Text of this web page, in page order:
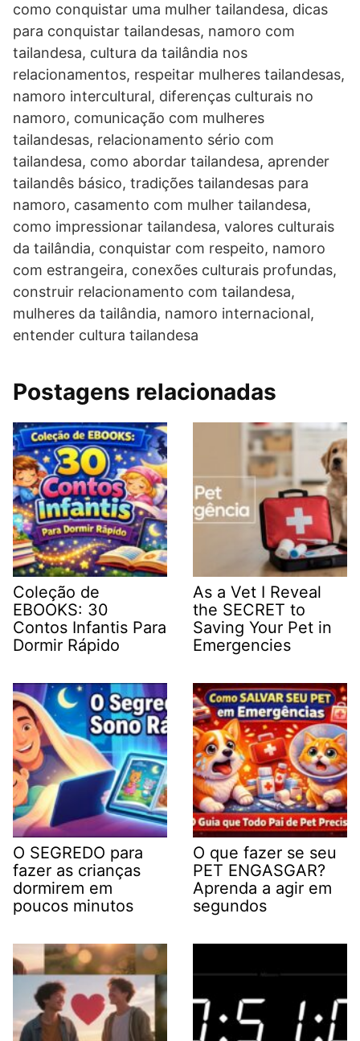
como conquistar uma mulher tailandesa, dicas
para conquistar tailandesas, namoro com
tailandesa, cultura da tailândia nos
relacionamentos, respeitar mulheres tailandesas,
namoro intercultural, diferenças culturais no
namoro, comunicação com mulheres
tailandesas, relacionamento sério com
tailandesa, como abordar tailandesa, aprender
tailandês básico, tradições tailandesas para
namoro, casamento com mulher tailandesa,
como impressionar tailandesa, valores culturais
da tailândia, conquistar com respeito, namoro
com estrangeira, conexões culturais profundas,
construir relacionamento com tailandesa,
mulheres da tailândia, namoro internacional,
entender cultura tailandesa
Postagens relacionadas
Coleção de
EBOOKS: 30
Contos Infantis Para
Dormir Rápido
As a Vet I Reveal
the SECRET to
Saving Your Pet in
Emergencies
O SEGREDO para
fazer as crianças
dormirem em
poucos minutos
O que fazer se seu
PET ENGASGAR?
Aprenda a agir em
segundos